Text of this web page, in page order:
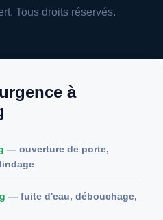
Tous droits réservés.
à
— ouverture de porte,
— fuite d'eau, débouchage,